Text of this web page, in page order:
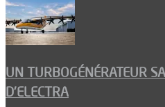
UN TURBOGÉNÉRATEUR
D’ELECTRA